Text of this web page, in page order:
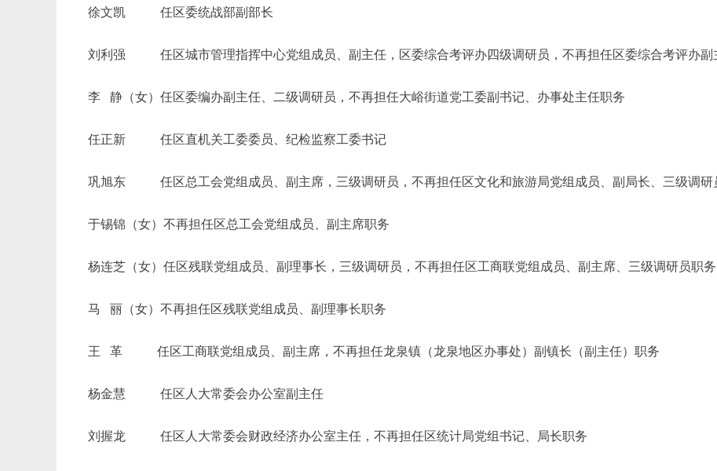
徐文凯 任区委统战部副部长
刘利强 任区城市管理指挥中心党组成员、副主任，区委综合考评办四级调研员，不再担任区委综合考评办副
李 静（女）任区委编办副主任、二级调研员，不再担任大峪街道党工委副书记、办事处主任职务
任正新 任区直机关工委委员、纪检监察工委书记
巩旭东 任区总工会党组成员、副主席，三级调研员，不再担任区文化和旅游局党组成员、副局长、三级调研
于锡锦（女）不再担任区总工会党组成员、副主席职务
杨连芝（女）任区残联党组成员、副理事长，三级调研员，不再担任区工商联党组成员、副主席、三级调研员职务
马 丽（女）不再担任区残联党组成员、副理事长职务
王 革 任区工商联党组成员、副主席，不再担任龙泉镇（龙泉地区办事处）副镇长（副主任）职务
杨金慧 任区人大常委会办公室副主任
刘握龙 任区人大常委会财政经济办公室主任，不再担任区统计局党组书记、局长职务